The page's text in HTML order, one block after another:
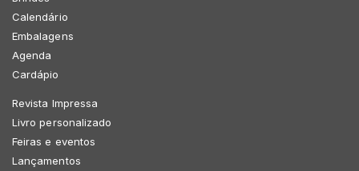
Calendário
Embalagens
Agenda
Cardápio
Revista Impressa
Livro personalizado
Feiras e eventos
Lançamentos